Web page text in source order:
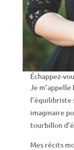
Échappez-
Je
imaginaire
tourbillon
Mes récits